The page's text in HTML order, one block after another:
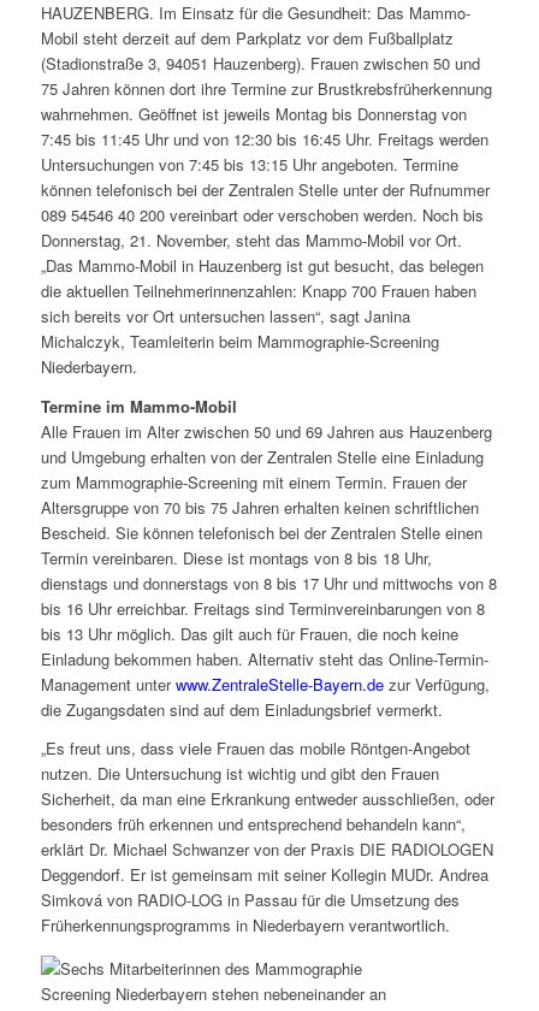
HAUZENBERG. Im Einsatz für die Gesundheit: Das Mammo-
Mobil steht derzeit auf dem Parkplatz vor dem Fußballplatz
(Stadionstraße 3, 94051 Hauzenberg). Frauen zwischen 50 und
75 Jahren können dort ihre Termine zur Brustkrebsfrüherkennung
wahrnehmen. Geöffnet ist jeweils Montag bis Donnerstag von
7:45 bis 11:45 Uhr und von 12:30 bis 16:45 Uhr. Freitags werden
Untersuchungen von 7:45 bis 13:15 Uhr angeboten. Termine
können telefonisch bei der Zentralen Stelle unter der Rufnummer
089 54546 40 200 vereinbart oder verschoben werden. Noch bis
Donnerstag, 21. November, steht das Mammo-Mobil vor Ort.
„Das Mammo-Mobil in Hauzenberg ist gut besucht, das belegen
die aktuellen Teilnehmerinnenzahlen: Knapp 700 Frauen haben
sich bereits vor Ort untersuchen lassen“, sagt Janina
Michalczyk, Teamleiterin beim Mammographie-Screening
Niederbayern.
Termine im Mammo-Mobil
Alle Frauen im Alter zwischen 50 und 69 Jahren aus Hauzenberg
und Umgebung erhalten von der Zentralen Stelle eine Einladung
zum Mammographie-Screening mit einem Termin. Frauen der
Altersgruppe von 70 bis 75 Jahren erhalten keinen schriftlichen
Bescheid. Sie können telefonisch bei der Zentralen Stelle einen
Termin vereinbaren. Diese ist montags von 8 bis 18 Uhr,
dienstags und donnerstags von 8 bis 17 Uhr und mittwochs von 8
bis 16 Uhr erreichbar. Freitags sind Terminvereinbarungen von 8
bis 13 Uhr möglich. Das gilt auch für Frauen, die noch keine
Einladung bekommen haben. Alternativ steht das Online-Termin-
Management unterwww.ZentraleStelle-Bayern.dezur Verfügung,
die Zugangsdaten sind auf dem Einladungsbrief vermerkt.
„Es freut uns, dass viele Frauen das mobile Röntgen-Angebot
nutzen. Die Untersuchung ist wichtig und gibt den Frauen
Sicherheit, da man eine Erkrankung entweder ausschließen, oder
besonders früh erkennen und entsprechend behandeln kann“,
erklärt Dr. Michael Schwanzer von der Praxis DIE RADIOLOGEN
Deggendorf. Er ist gemeinsam mit seiner Kollegin MUDr. Andrea
Simková von RADIO-LOG in Passau für die Umsetzung des
Früherkennungsprogramms in Niederbayern verantwortlich.